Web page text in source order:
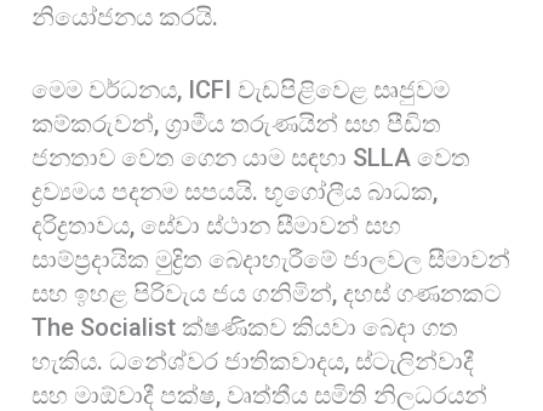
නියෝජනය කරයි.
මෙම වර්ධනය, ICFI වැඩපිළිවෙළ සෘජුවම
කම්කරුවන්, ග්‍රාමීය තරුණයින් සහ පීඩිත
ජනතාව වෙත ගෙන යාම සඳහා SLLA වෙත
ද්‍රව්‍යමය පදනම සපයයි. භූගෝලීය බාධක,
දරිද්‍රතාවය, සේවා ස්ථාන සීමාවන් සහ
සාම්ප්‍රදායික මුද්‍රිත බෙදාහැරීමේ ජාලවල සීමාවන්
සහ ඉහළ පිරිවැය ජය ගනිමින්, දහස් ගණනකට
The Socialist ක්ෂණිකව කියවා බෙදා ගත
හැකිය. ධනේශ්වර ජාතිකවාදය, ස්ටැලින්වාදී
සහ මාඕවාදී පක්ෂ, වෘත්තීය සමිති නිලධරයන්